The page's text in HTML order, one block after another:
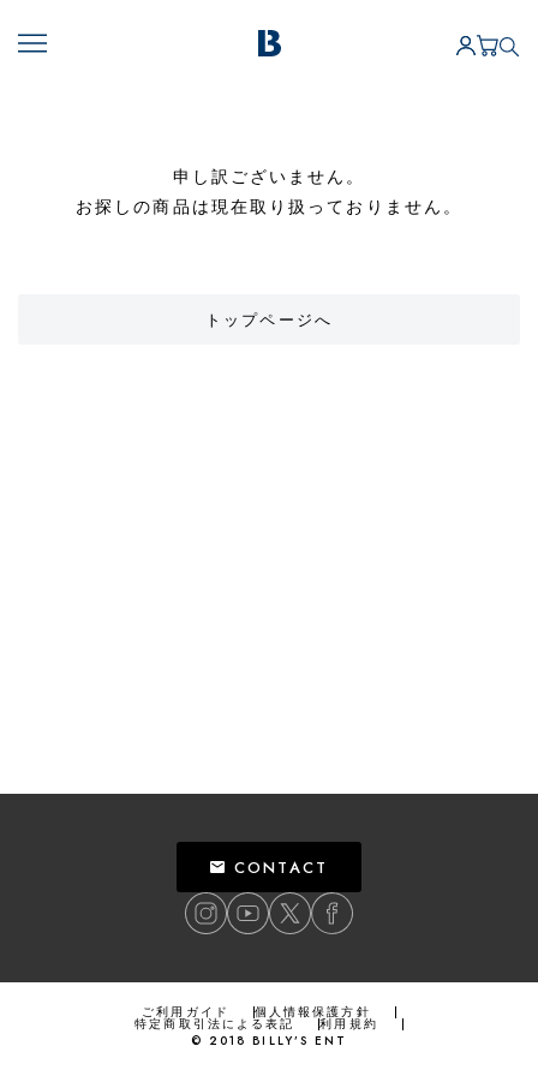
申し訳ございません。
お探しの商品は現在取り扱っておりません。
トップページへ
CONTACT
ご利用ガイド 個人情報保護方針
特定商取引法による表記
利用規約
© 2018 BILLY’S ENT